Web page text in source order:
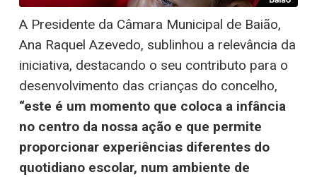
A Presidente da Câmara Municipal de Baião,
Ana Raquel Azevedo, sublinhou a relevância da
iniciativa, destacando o seu contributo para o
desenvolvimento das crianças do concelho,
“este é um momento que coloca a infância
no centro da nossa ação e que permite
proporcionar experiências diferentes do
quotidiano escolar, num ambiente de